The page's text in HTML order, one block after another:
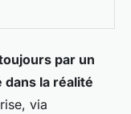
par un
la réalité
via